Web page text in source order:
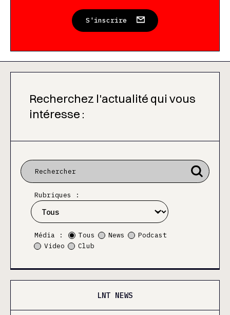
S'inscrire
Recherchez l'actualité qui vous
intéresse :
Rubriques :
Média : Tous News
Podcast
Video
Club
LNT NEWS